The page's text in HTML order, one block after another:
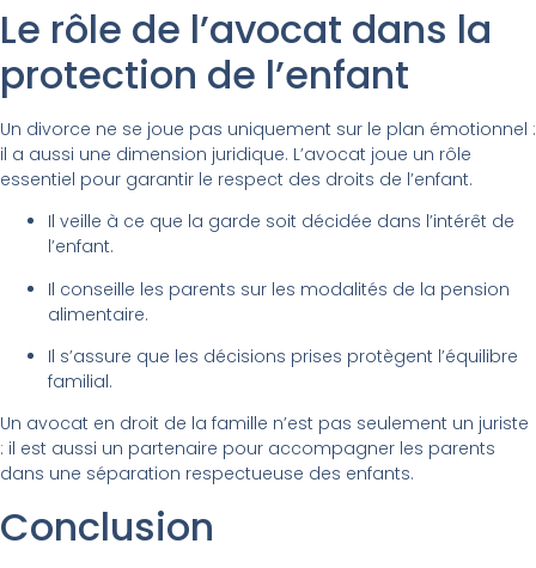
Le rôle de l’avocat dans la
protection de l’enfant
Un divorce ne se joue pas uniquement sur le plan émotionnel :
il a aussi une dimension juridique. L’avocat joue un rôle
essentiel pour garantir le respect des droits de l’enfant.
Il veille à ce que la garde soit décidée dans l’intérêt de
l’enfant.
Il conseille les parents sur les modalités de la pension
alimentaire.
Il s’assure que les décisions prises protègent l’équilibre
familial.
Un avocat en droit de la famille n’est pas seulement un juriste
: il est aussi un partenaire pour accompagner les parents
dans une séparation respectueuse des enfants.
Conclusion